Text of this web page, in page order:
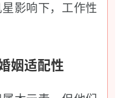
影响下，工作性
姻适配性